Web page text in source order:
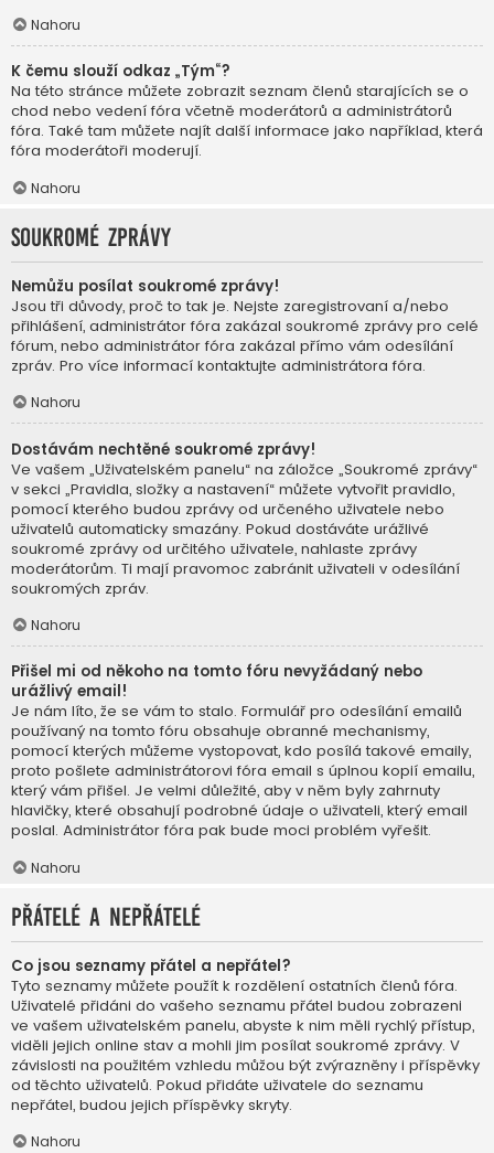
Nahoru
K čemu slouží odkaz „Tým“?
Na této stránce můžete zobrazit seznam členů starajících se o
chod nebo vedení fóra včetně moderátorů a administrátorů
fóra. Také tam můžete najít další informace jako například, která
fóra moderátoři moderují.
Nahoru
Soukromé zprávy
Nemůžu posílat soukromé zprávy!
Jsou tři důvody, proč to tak je. Nejste zaregistrovaní a/nebo
přihlášení, administrátor fóra zakázal soukromé zprávy pro celé
fórum, nebo administrátor fóra zakázal přímo vám odesílání
zpráv. Pro více informací kontaktujte administrátora fóra.
Nahoru
Dostávám nechtěné soukromé zprávy!
Ve vašem „Uživatelském panelu“ na záložce „Soukromé zprávy“
v sekci „Pravidla, složky a nastavení“ můžete vytvořit pravidlo,
pomocí kterého budou zprávy od určeného uživatele nebo
uživatelů automaticky smazány. Pokud dostáváte urážlivé
soukromé zprávy od určitého uživatele, nahlaste zprávy
moderátorům. Ti mají pravomoc zabránit uživateli v odesílání
soukromých zpráv.
Nahoru
Přišel mi od někoho na tomto fóru nevyžádaný nebo
urážlivý email!
Je nám líto, že se vám to stalo. Formulář pro odesílání emailů
používaný na tomto fóru obsahuje obranné mechanismy,
pomocí kterých můžeme vystopovat, kdo posílá takové emaily,
proto pošlete administrátorovi fóra email s úplnou kopií emailu,
který vám přišel. Je velmi důležité, aby v něm byly zahrnuty
hlavičky, které obsahují podrobné údaje o uživateli, který email
poslal. Administrátor fóra pak bude moci problém vyřešit.
Nahoru
Přátelé a nepřátelé
Co jsou seznamy přátel a nepřátel?
Tyto seznamy můžete použít k rozdělení ostatních členů fóra.
Uživatelé přidáni do vašeho seznamu přátel budou zobrazeni
ve vašem uživatelském panelu, abyste k nim měli rychlý přístup,
viděli jejich online stav a mohli jim posílat soukromé zprávy. V
závislosti na použitém vzhledu můžou být zvýrazněny i příspěvky
od těchto uživatelů. Pokud přidáte uživatele do seznamu
nepřátel, budou jejich příspěvky skryty.
Nahoru